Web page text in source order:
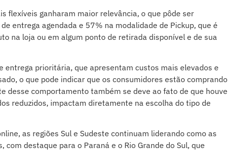
flexíveis ganharam maior relevância, o que pôde ser
entrega agendada e 57% na modalidade de Pickup, que é
na loja ou em algum ponto de retirada disponível e de sua
entrega prioritária, que apresentam custos mais elevados e
o que pode indicar que os consumidores estão comprando
desse comportamento também se deve ao fato de que houve
reduzidos, impactam diretamente na escolha do tipo de
as regiões Sul e Sudeste continuam liderando como as
destaque para o Paraná e o Rio Grande do Sul, que